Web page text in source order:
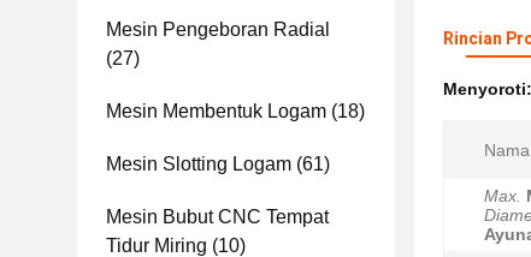
Mesin Pengeboran Radial
(27)
Mesin Membentuk Logam (18)
Mesin Slotting Logam (61)
Mesin Bubut CNC Tempat
Tidur Miring (10)
Rincian
Menyoroti:
Max.